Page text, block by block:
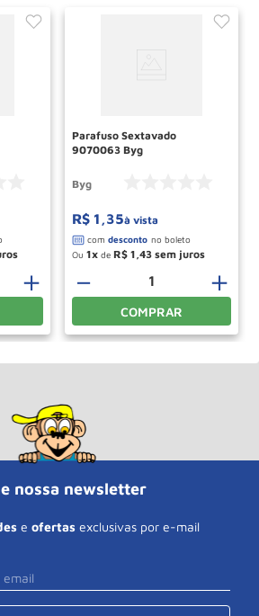
＋
Parafuso Sextavado
9070063 Byg
Byg
R$ 1 ,35à vista
Ou 1 de R$ 1 43
＋
－
COMPRAR
nossa newsletter
e ofertas exclusivas por e-mail